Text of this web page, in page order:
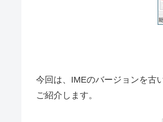
今回は、IMEのバージョンを古
ご紹介します。